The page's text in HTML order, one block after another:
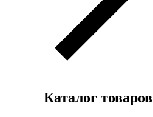
Каталог товаров